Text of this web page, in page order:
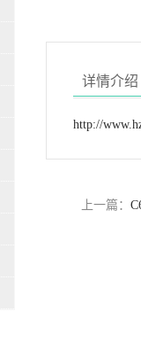
详情介绍
http://
上一篇：